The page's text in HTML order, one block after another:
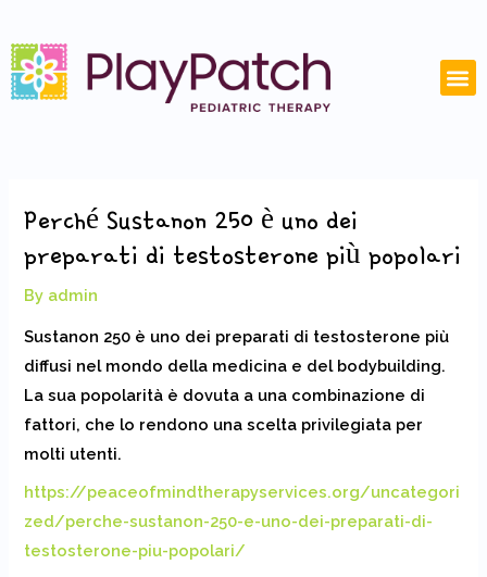
to
content
Perché Sustanon 250 è uno dei
preparati di testosterone più popolari
By admin
Sustanon 250 è uno dei preparati di testosterone più
diffusi nel mondo della medicina e del bodybuilding.
La sua popolarità è dovuta a una combinazione di
fattori, che lo rendono una scelta privilegiata per
molti utenti.
https://peaceofmindtherapyservices.org/uncategori
zed/perche-sustanon-250-e-uno-dei-preparati-di-
testosterone-piu-popolari/
navigation